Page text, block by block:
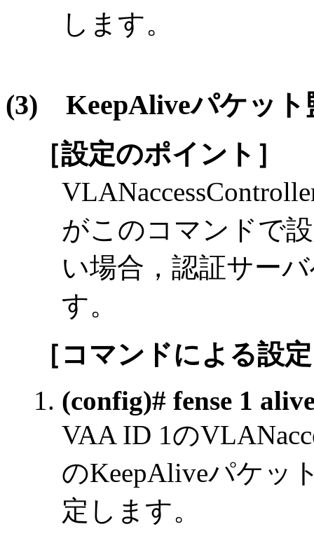
します。
(3) KeepAliveパケッ
［設定のポイント］
がこのコマンドで
い場合，認証サー
す。
［コマンドによる設
(config)# fense 1
VAA ID 1の
のKeepAliveパケッ
定します。